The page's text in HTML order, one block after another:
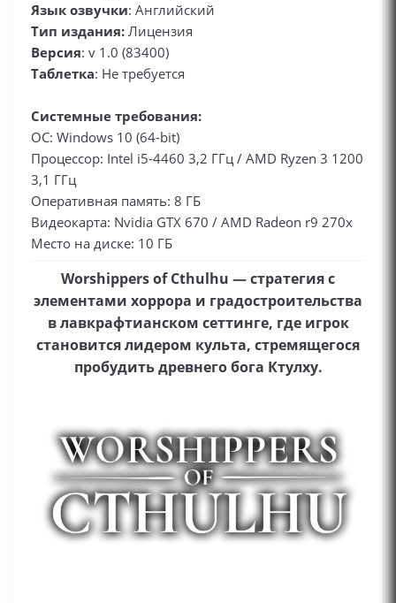
Язык озвучки: Английский
Тип издания: Лицензия
Версия: v 1.0 (83400)
Таблетка: Не требуется
Системные требования:
ОС: Windows 10 (64-bit)
Процессор: Intel i5-4460 3,2 ГГц / AMD Ryzen 3 1200
3,1 ГГц
Оперативная память: 8 ГБ
Видеокарта: Nvidia GTX 670 / AMD Radeon r9 270x
Место на диске: 10 ГБ
Worshippers of Cthulhu — стратегия с
элементами хоррора и градостроительства
в лавкрафтианском сеттинге, где игрок
становится лидером культа, стремящегося
пробудить древнего бога Ктулху.